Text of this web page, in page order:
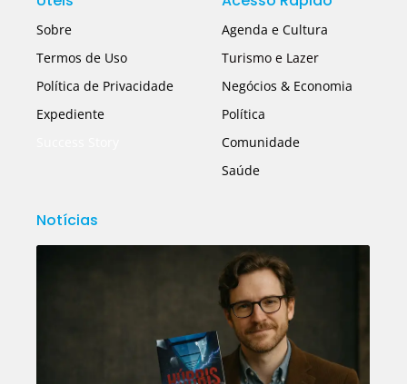
Sobre
Termos de Uso
Política de Privacidade
Expediente
Agenda e Cultura
Turismo e Lazer
Negócios & Economia
Política
Comunidade
Saúde
Notícias